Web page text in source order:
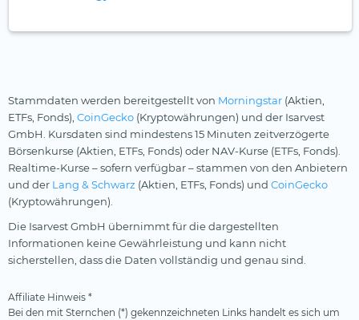
Stammdaten werden bereitgestellt von Morningstar (Aktien,
ETFs, Fonds), CoinGecko (Kryptowährungen) und der Isarvest
GmbH. Kursdaten sind mindestens 15 Minuten zeitverzögerte
Börsenkurse (Aktien, ETFs, Fonds) oder NAV-Kurse (ETFs, Fonds).
Realtime-Kurse – sofern verfügbar – stammen von den Anbietern
und der Lang & Schwarz (Aktien, ETFs, Fonds) und CoinGecko
(Kryptowährungen).
Die Isarvest GmbH übernimmt für die dargestellten
Informationen keine Gewährleistung und kann nicht
sicherstellen, dass die Daten vollständig und genau sind.
Affiliate Hinweis *
Bei den mit Sternchen (*) gekennzeichneten Links handelt es sich um